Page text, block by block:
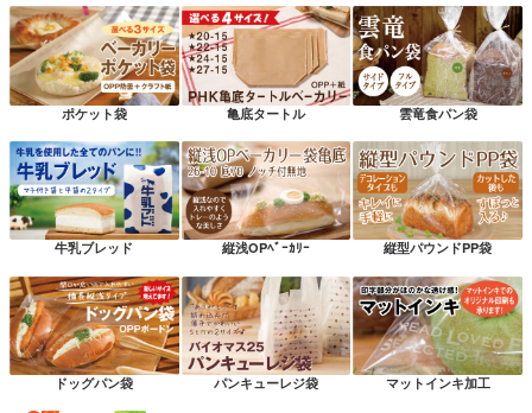
ポケット袋 亀底タートル 雲竜食パン袋
牛乳ブレッド 縦浅OPﾍﾞｰｶﾘｰ 縦型パウンドPP袋
ドッグパン袋 パンキューレジ袋 マットインキ加工